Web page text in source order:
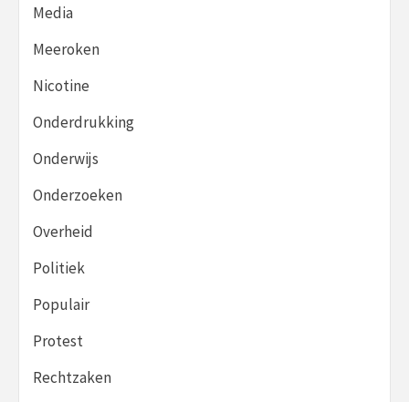
Media
Meeroken
Nicotine
Onderdrukking
Onderwijs
Onderzoeken
Overheid
Politiek
Populair
Protest
Rechtzaken